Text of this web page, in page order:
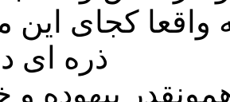
کجای این
ذره ای
بیهوده و